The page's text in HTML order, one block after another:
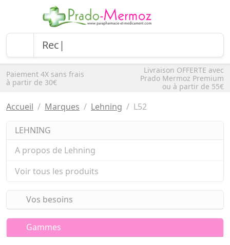
Paiement 4X sans frais
à partir de 30€
Livraison OFFERTE avec
Prado Mermoz Premium
ou à partir de 55€
Accueil Marques Lehning L52
LEHNING
A propos de Lehning
Voir tous les produits
Vos besoins
Gammes